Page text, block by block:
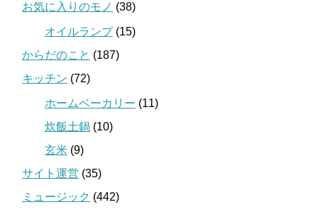
お気に入りのモノ (38)
オイルランプ(15)
からだのこと (187)
キッチン (72)
ホームベーカリー (11)
炊飯土鍋 (10)
玄米 (9)
サイト運営 (35)
ミュージック (442)